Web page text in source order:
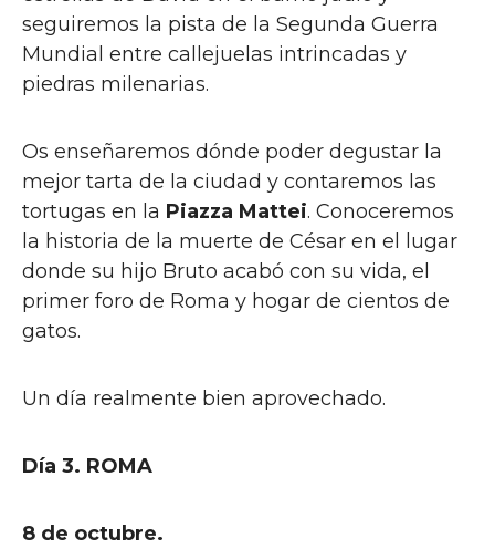
seguiremos la pista de la Segunda Guerra
Mundial entre callejuelas intrincadas y
piedras milenarias.
Os enseñaremos dónde poder degustar la
mejor tarta de la ciudad y contaremos las
tortugas en la Piazza Mattei. Conoceremos
la historia de la muerte de César en el lugar
donde su hijo Bruto acabó con su vida, el
primer foro de Roma y hogar de cientos de
gatos.
Un día realmente bien aprovechado.
Día 3. ROMA
8 de octubre.